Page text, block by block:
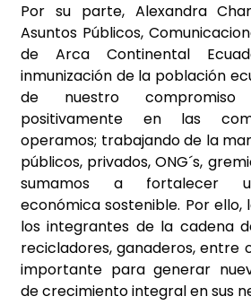
Por su parte, Alexandra
Asuntos Públicos,
de Arca Continental
inmunización de la población
de nuestro
positivamente en las
operamos; trabajando de la
públicos, privados, ONG´s,
sumamos a fortalecer
económica sostenible. Por
los integrantes de la cadena
recicladores, ganaderos, entre
importante para generar
de crecimiento integral en sus